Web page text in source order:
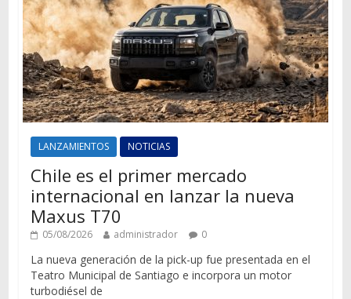
LANZAMIENTOS NOTICIAS
Chile es el primer mercado
internacional en lanzar la nueva
Maxus T70
05/08/2026 administrador 0
La nueva generación de la pick-up fue presentada en el
Teatro Municipal de Santiago e incorpora un motor
turbodiésel de